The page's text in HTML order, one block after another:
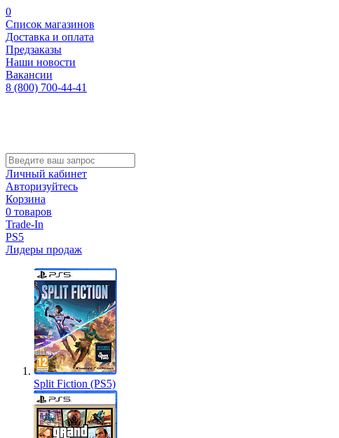
0
Список магазинов
Доставка и оплата
Предзаказы
Наши новости
Вакансии
8 (800) 700-44-41
Личный кабинет
Авторизуйтесь
Корзина
0 товаров
Trade-In
PS5
Лидеры продаж
Split Fiction (PS5)